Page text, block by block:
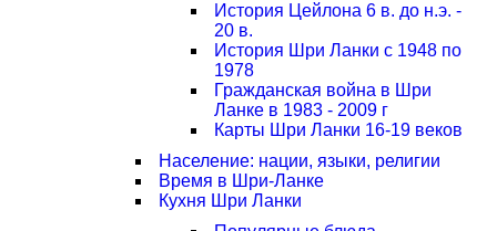
История Цейлона 6 в. до н.э. -
20 в.
История Шри Ланки с 1948 по
1978
Гражданская война в Шри
Ланке в 1983 - 2009 г
Карты Шри Ланки 16-19 веков
Население: нации, языки, религии
Время в Шри-Ланке
Кухня Шри Ланки